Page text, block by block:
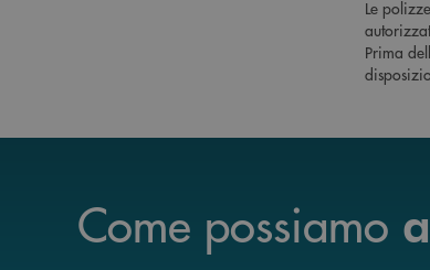
Le
Prima
Come possiamo